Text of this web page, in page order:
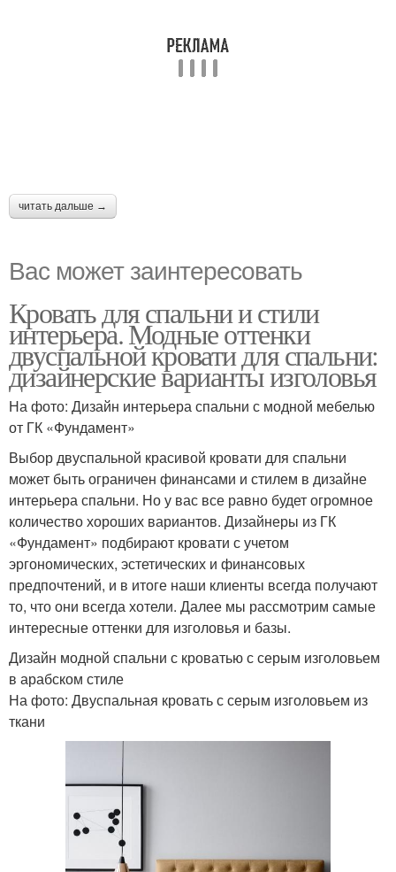
читать дальше →
Вас может заинтересовать
Кровать для спальни и стили
интерьера. Модные оттенки
двуспальной кровати для спальни:
дизайнерские варианты изголовья
На фото: Дизайн интерьера спальни с модной мебелью
от ГК «Фундамент»
Выбор двуспальной красивой кровати для спальни
может быть ограничен финансами и стилем в дизайне
интерьера спальни. Но у вас все равно будет огромное
количество хороших вариантов. Дизайнеры из ГК
«Фундамент» подбирают кровати с учетом
эргономических, эстетических и финансовых
предпочтений, и в итоге наши клиенты всегда получают
то, что они всегда хотели. Далее мы рассмотрим самые
интересные оттенки для изголовья и базы.
Дизайн модной спальни с кроватью с серым изголовьем
в арабском стиле
На фото: Двуспальная кровать с серым изголовьем из
ткани